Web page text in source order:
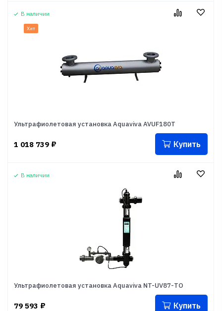
В наличии
Хит
Ультрафиолетовая установка Aquaviva AVUF180T
1 018 739 ₽ Купить
В наличии
Ультрафиолетовая установка Aquaviva NT-UV87-ТО
79 593 ₽ Купить